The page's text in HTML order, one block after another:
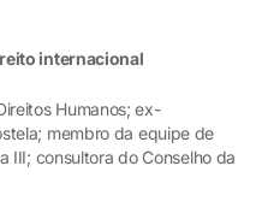
internacional
Humanos; ex-
membro da equipe de
III; consultora do Conselho da